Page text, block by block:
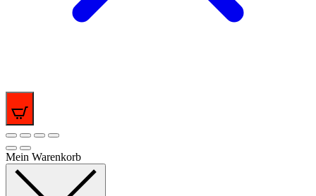
Mein Warenkorb